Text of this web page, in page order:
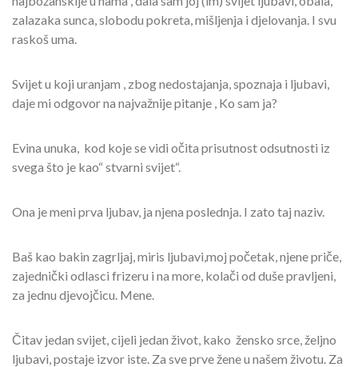
zalazaka sunca, slobodu pokreta, mišljenja i djelovanja. I svu
raskoš uma.
Svijet u koji uranjam , zbog nedostajanja, spoznaja i ljubavi,
daje mi odgovor na najvažnije pitanje , Ko sam ja?
Evina unuka, kod koje se vidi očita prisutnost odsutnosti iz
svega što je kao“ stvarni svijet“.
Ona je meni prva ljubav, ja njena poslednja. I zato taj naziv.
Baš kao bakin zagrljaj, miris ljubavi,moj početak, njene priče,
zajednički odlasci frizeru i na more, kolači od duše pravljeni,
za jednu djevojčicu. Mene.
Čitav jedan svijet, cijeli jedan život, kako žensko srce, željno
ljubavi, postaje izvor iste. Za sve prve žene u našem životu. Za